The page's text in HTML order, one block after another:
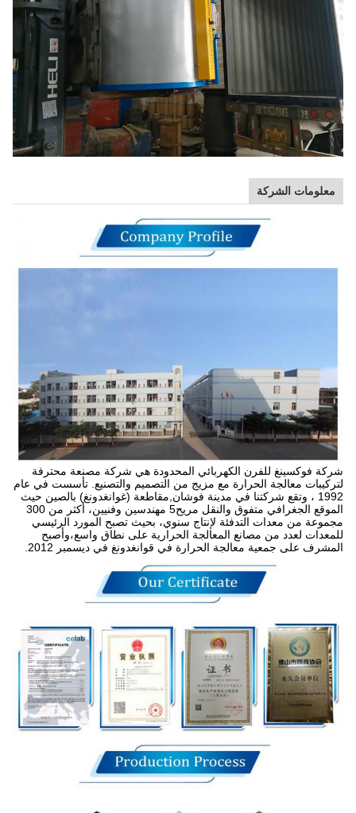
معلومات الشركة
شركة فوكسينغ للفرن الكهربائي المحدودة هي شركة مصنعة محترفة
لتركيبات معالجة الحرارة مع مزيج من التصميم والتصنيع. تأسست في عام
1992 ، وتقع شركتنا في مدينة فوشان,مقاطعة (غوانغدونغ) بالصين حيث
الموقع الجغرافي متفوق والنقل مريح5 مهندسين وفنيين، أكثر من 300
مجموعة من معدات التدفئة لإنتاج سنوي، بحيث تصبح المورد الرئيسي
للمعدات لعدد من مصانع المعالجة الحرارية على نطاق واسع،وأصبح
المشرف على جمعية معالجة الحرارة في قوانغدونغ في ديسمبر 2012.